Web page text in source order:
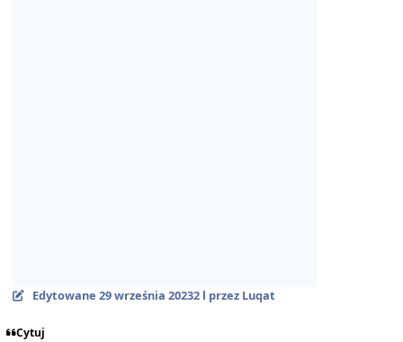
Edytowane 29 września 20232 l przez Luqat
Cytuj